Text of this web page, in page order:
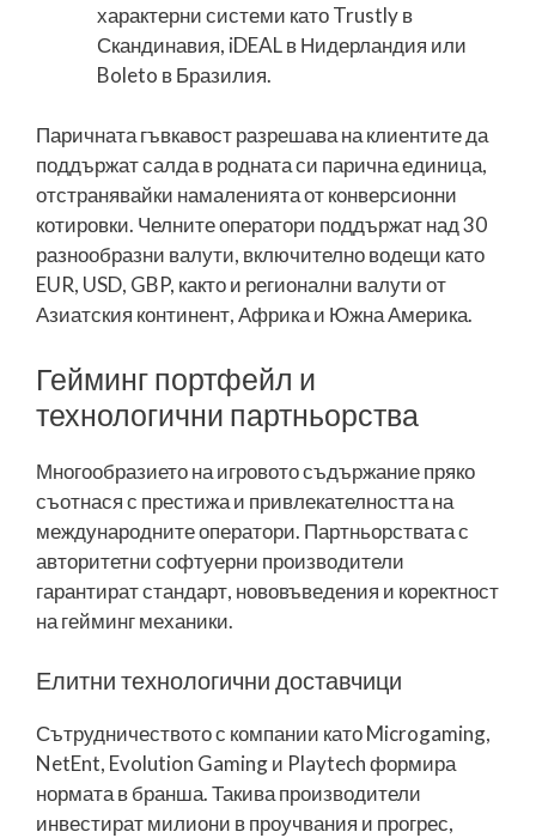
характерни системи като Trustly в
Скандинавия, iDEAL в Нидерландия или
Boleto в Бразилия.
Паричната гъвкавост разрешава на клиентите да
поддържат салда в родната си парична единица,
отстранявайки намаленията от конверсионни
котировки. Челните оператори поддържат над 30
разнообразни валути, включително водещи като
EUR, USD, GBP, както и регионални валути от
Азиатския континент, Африка и Южна Америка.
Гейминг портфейл и
технологични партньорства
Многообразието на игровото съдържание пряко
съотнася с престижа и привлекателността на
международните оператори. Партньорствата с
авторитетни софтуерни производители
гарантират стандарт, нововъведения и коректност
на гейминг механики.
Елитни технологични доставчици
Сътрудничеството с компании като Microgaming,
NetEnt, Evolution Gaming и Playtech формира
нормата в бранша. Такива производители
инвестират милиони в проучвания и прогрес,